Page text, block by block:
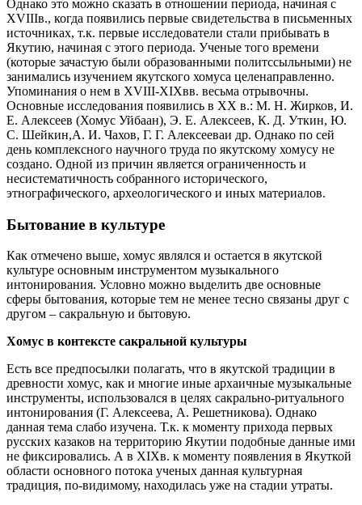
Однако это можно сказать в отношении периода, начиная с
XVIIIв., когда появились первые свидетельства в письменных
источниках, т.к. первые исследователи стали прибывать в
Якутию, начиная с этого периода. Ученые того времени
(которые зачастую были образованными политссыльными) не
занимались изучением якутского хомуса целенаправленно.
Упоминания о нем в XVIII-XIXвв. весьма отрывочны.
Основные исследования появились в ХХ в.: М. Н. Жирков, И.
Е. Алексеев (Хомус Уйбаан), Э. Е. Алексеев, К. Д. Уткин, Ю.
С. Шейкин,А. И. Чахов, Г. Г. Алексееваи др. Однако по сей
день комплексного научного труда по якутскому хомусу не
создано. Одной из причин является ограниченность и
несистематичность собранного исторического,
этнографического, археологического и иных материалов.
Бытование в культуре
Как отмечено выше, хомус являлся и остается в якутской
культуре основным инструментом музыкального
интонирования. Условно можно выделить две основные
сферы бытования, которые тем не менее тесно связаны друг с
другом – сакральную и бытовую.
Хомус в контексте сакральной культуры
Есть все предпосылки полагать, что в якутской традиции в
древности хомус, как и многие иные архаичные музыкальные
инструменты, использовался в целях сакрально-ритуального
интонирования (Г. Алексеева, А. Решетникова). Однако
данная тема слабо изучена. Т.к. к моменту прихода первых
русских казаков на территорию Якутии подобные данные ими
не фиксировались. А в XIXв. к моменту появления в Якуткой
области основного потока ученых данная культурная
традиция, по-видимому, находилась уже на стадии утраты.